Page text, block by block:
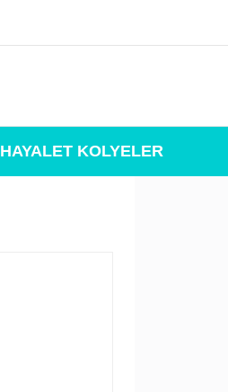
HAYALET KOLYELER